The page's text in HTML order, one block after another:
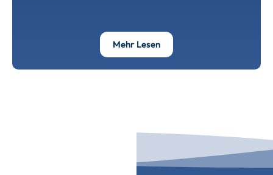
Mehr LesenÜber Wir Müssen Etwas